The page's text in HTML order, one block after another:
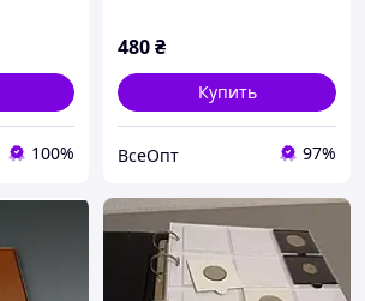
100%
480₴
Купить
ВсеОпт 97%